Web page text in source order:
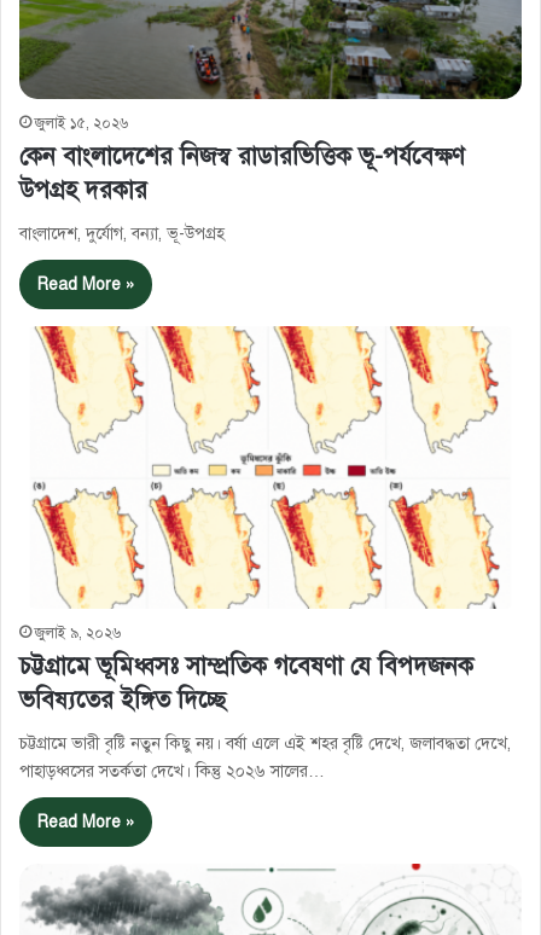
জুলাই ১৫, ২০২৬
কেন বাংলাদেশের নিজস্ব রাডারভিত্তিক ভূ-পর্যবেক্ষণ
উপগ্রহ দরকার
বাংলাদেশ, দুর্যোগ, বন্যা, ভূ-উপগ্রহ
Read More »
জুলাই ৯, ২০২৬
চট্টগ্রামে ভূমিধ্বসঃ সাম্প্রতিক গবেষণা যে বিপদজনক
ভবিষ্যতের ইঙ্গিত দিচ্ছে
চট্টগ্রামে ভারী বৃষ্টি নতুন কিছু নয়। বর্ষা এলে এই শহর বৃষ্টি দেখে, জলাবদ্ধতা দেখে,
পাহাড়ধ্বসের সতর্কতা দেখে। কিন্তু ২০২৬ সালের…
Read More »